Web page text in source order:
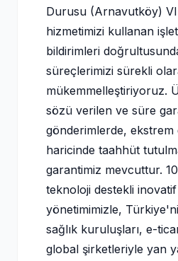
Durusu (Arnavutköy)
hizmetimizi kullanan
bildirimleri
süreçlerimizi sürekli
mükemmelleştiriyoruz.
sözü verilen ve süre
gönderimlerde,
haricinde taahhüt
garantimiz mevcuttur. 10
teknoloji destekli
yönetimimizle,
sağlık kuruluşları, e-
global şirketleriyle yan